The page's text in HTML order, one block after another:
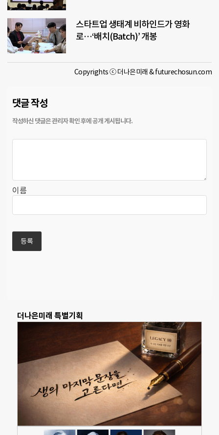
스타트업 생태계 비하인드가 영화
로…‘배치(Batch)’ 개봉
Copyrights ⓒ 더나은미래 & futurechosun.com
댓글 작성
이름
더나은미래 특별기획